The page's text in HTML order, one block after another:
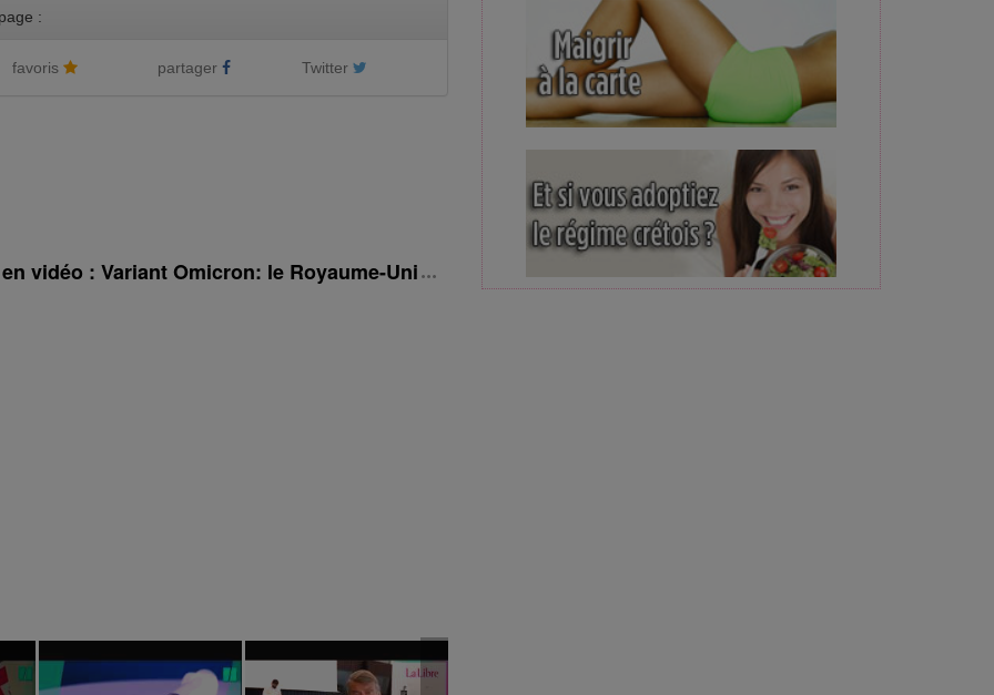
:
favoris partager Twitter
vidéo : Variant Omicron: le Royaume-Uni rehausse son niveau d'alerte, une première en 7 mois